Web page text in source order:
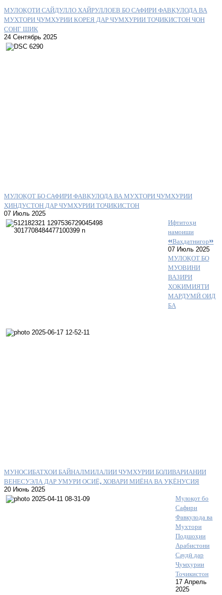
МУЛОҚОТИ САЙДУЛЛО ХАЙРУЛЛОЕВ БО САФИРИ ФАВҚУЛОДА ВА
МУХТОРИ ҶУМҲУРИИ КОРЕЯ ДАР ҶУМҲУРИИ ТОҶИКИСТОН ҶОН
СОНГ ШИК
24 Сентябрь 2025
МУЛОҚОТ БО САФИРИ ФАВҚУЛОДА ВА МУХТОРИ ҶУМҲУРИИ
ҲИНДУСТОН ДАР ЧУМҲУРИИ ТОҶИКИСТОН
07 Июль 2025
Ифтитоҳи
намоиши
«Ваҳдатнигор»
07 Июль 2025
МУЛОҚОТ БО
МУОВИНИ
ВАЗИРИ
ҲОКИМИЯТИ
МАРДУМӢ ОИД
БА
МУНОСИБАТҲОИ БАЙНАЛМИЛАЛИИ ҶУМҲУРИИ БОЛИВАРИАНИИ
ВЕНЕСУЭЛА ДАР УМУРИ ОСИЁ, ХОВАРИ МИЁНА ВА УҚЁНУСИЯ
20 Июнь 2025
Мулоқот бо
Сафири
Фавқулода ва
Мухтори
Подшоҳии
Арабистони
Саудӣ дар
Ҷумҳурии
Тоҷикистон
17 Апрель
2025